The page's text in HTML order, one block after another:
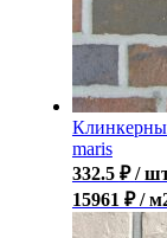
maris
332.5 ₽ /
15961 ₽ /